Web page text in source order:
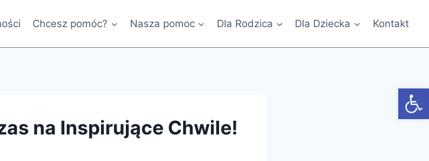
Chcesz pomóc? Nasza pomoc Dla Rodzica Dla Dziecka Kontakt
na Inspirujące Chwile!